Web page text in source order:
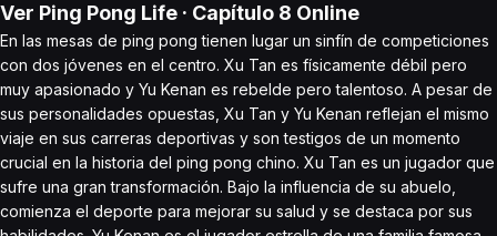
Ver Ping Pong Life · Capítulo 8 Online
En las mesas de ping pong tienen lugar un sinfín de competiciones
con dos jóvenes en el centro. Xu Tan es físicamente débil pero
muy apasionado y Yu Kenan es rebelde pero talentoso. A pesar de
sus personalidades opuestas, Xu Tan y Yu Kenan reflejan el mismo
viaje en sus carreras deportivas y son testigos de un momento
crucial en la historia del ping pong chino. Xu Tan es un jugador que
sufre una gran transformación. Bajo la influencia de su abuelo,
comienza el deporte para mejorar su salud y se destaca por sus